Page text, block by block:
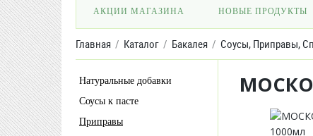
АКЦИИ МАГАЗИНА НОВЫЕ ПРОДУКТЫ
Главная Каталог Бакалея Соусы, Приправы,
Натуральные добавки
Соусы к пасте
Приправы